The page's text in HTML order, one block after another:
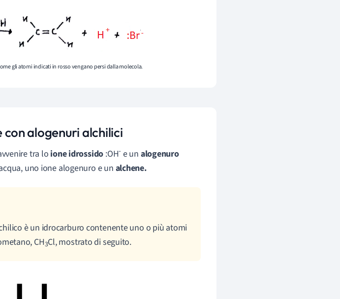
gli atomi indicati in rosso vengano persi dalla molecola.
con alogenuri alchilici
tra lo ione idrossido :OH- e un alogenuro
uno ione alogenuro e un alchene.
è un idrocarburo contenente uno o più atomi
CH3Cl, mostrato di seguito.